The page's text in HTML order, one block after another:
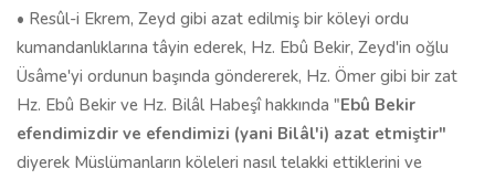
• Resûl-i Ekrem, Zeyd gibi azat edilmiş bir köleyi ordu
kumandanlıklarına tâyin ederek, Hz. Ebû Bekir, Zeyd'in oğlu
Üsâme'yi ordunun başında göndererek, Hz. Ömer gibi bir zat
Hz. Ebû Bekir ve Hz. Bilâl Habeşî hakkında "Ebû Bekir
efendimizdir ve efendimizi (yani Bilâl'i) azat etmiştir"
diyerek Müslümanların köleleri nasıl telakki ettiklerini ve